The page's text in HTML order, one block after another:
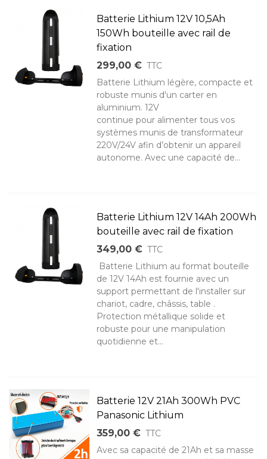
Batterie Lithium 12V 10,5Ah
150Wh bouteille avec rail de
fixation
299,00 € TTC
Batterie Lithium légère, compacte et
robuste munis d'un carter en
aluminium. 12V
continue pour alimenter tous vos
systèmes munis de transformateur
220V/24V afin d’obtenir un appareil
autonome. Avec une capacité de...
Batterie Lithium 12V 14Ah 200Wh
bouteille avec rail de fixation
349,00 € TTC
Batterie Lithium au format bouteille
de 12V 14Ah est fournie avec un
support permettant de l'installer sur
chariot, cadre, châssis, table .
Protection métallique solide et
robuste pour une manipulation
quotidienne et...
Batterie 12V 21Ah 300Wh PVC
Panasonic Lithium
359,00 € TTC
Avec sa capacité de 21Ah et sa masse